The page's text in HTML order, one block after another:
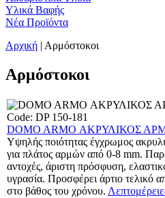
Υλικά Βαφής
Νέα Προϊόντα
Αρχική | Αρμόστοκοι
Αρμόστοκοι
Code: DP 150-181
DOMO ARMO ΑΚΡΥΛΙΚΟΣ
Υψηλής ποιότητας έγχρωμος
για πλάτος αρμών από 0-8 mm.
αντοχές, άριστη πρόσφυση,
υγρασία. Προσφέρει άρτιο τελικό
στο βάθος του χρόνου.